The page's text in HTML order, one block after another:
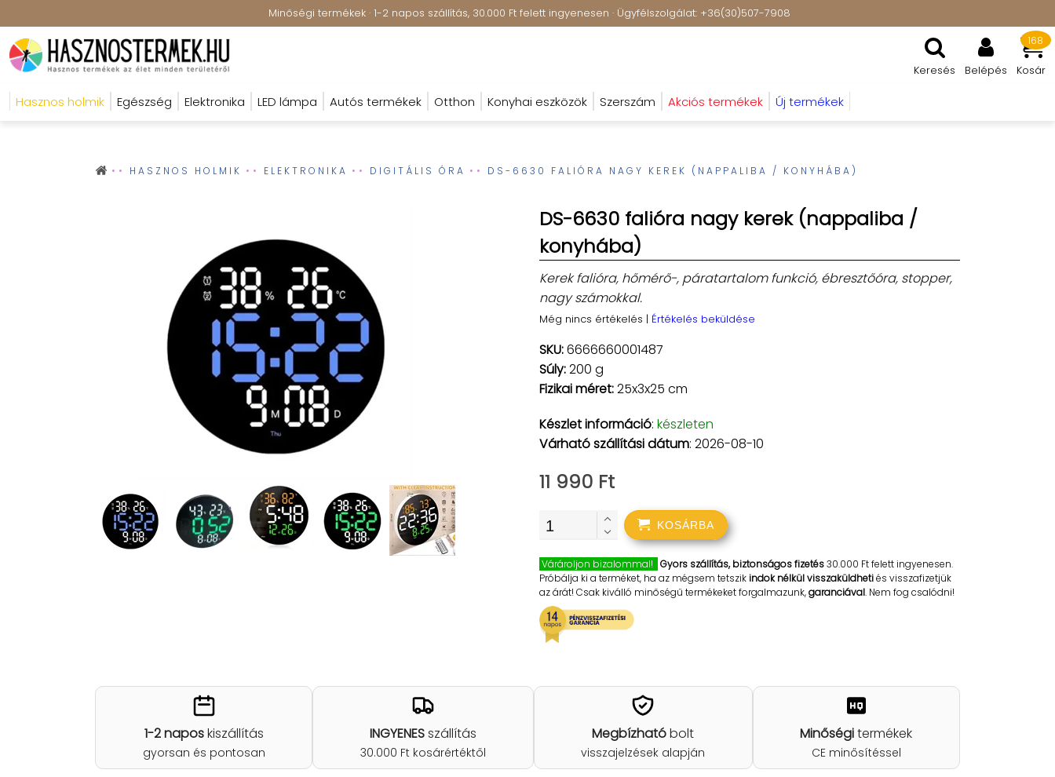
Minőségi termékek · 1-2 napos szállítás, 30.000 Ft felett ingyenesen · Ügyfélszolgálat: +36(30)507-7908
Keresés Belépés Kosár
168
Hasznos holmik Egészség Elektronika LED lámpa Autós termékek Otthon Konyhai eszközök Szerszám Akciós termékek Új termékek
HASZNOS HOLMIK ELEKTRONIKA DIGITÁLIS ÓRA DS-6630 FALIÓRA NAGY KEREK (NAPPALIBA / KONYHÁBA)
DS-6630 falióra nagy kerek (nappaliba /
konyhába)
Kerek falióra, hőmérő-, páratartalom funkció, ébresztőóra, stopper,
nagy számokkal.
Még nincs értékelés | Értékelés beküldése
SKU:6666660001487
Súly:200 g
Fizikai méret:25x3x25 cm
Készlet információ: készleten
Várható szállítási dátum: 2026-08-10
11 990 Ft
KOSÁRBA
Várároljon bizalommal! Gyors szállítás, biztonságos fizetés30.000 Ft felett ingyenesen.
Próbálja ki a terméket, ha az mégsem tetszikindok nélkül visszaküldhetiés visszafizetjük
az árát! Csak kiválló minőségű termékeket forgalmazunk,garanciával. Nem fog csalódni!
1-2 naposkiszállítás
gyorsan és pontosan
INGYENESszállítás
30.000 Ft kosárértéktől
Megbízhatóbolt
visszajelzések alapján
Minőségitermékek
CE minősítéssel